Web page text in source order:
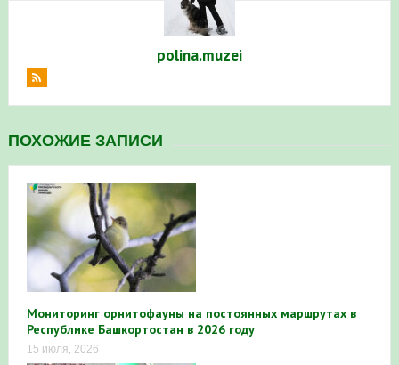
polina.muzei
ПОХОЖИЕ ЗАПИСИ
Мониторинг орнитофауны на постоянных маршрутах в
Республике Башкортостан в 2026 году
15 июля, 2026